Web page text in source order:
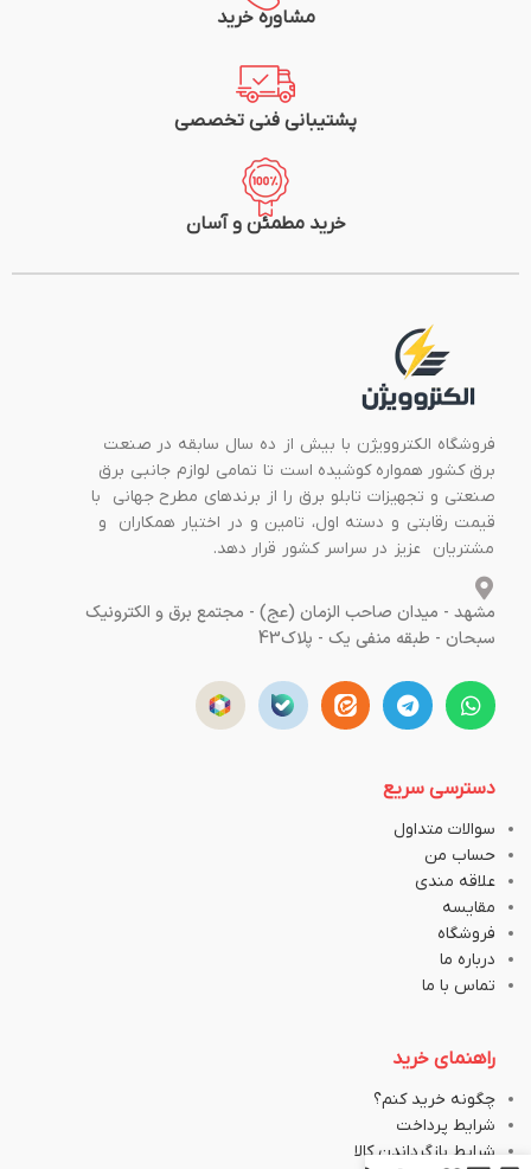
مشاوره خرید
پشتیبانی فنی تخصصی
خرید مطمئن و آسان
فروشگاه الکتروویژن با بیش از ده سال سابقه در صنعت
برق کشور همواره کوشیده است تا تمامی لوازم جانبی برق
صنعتی و تجهیزات تابلو برق را از برندهای مطرح جهانی با
قیمت رقابتی و دسته اول، تامین و در اختیار همکاران و
مشتریان عزیز در سراسر کشور قرار دهد.
مشهد - میدان صاحب الزمان (عج) - مجتمع برق و الکترونیک
سبحان - طبقه منفی یک - پلاک43
دسترسی سریع
سوالات متداول
حساب من
علاقه مندی
مقایسه
فروشگاه
درباره ما
تماس با ما
راهنمای خرید
چگونه خرید کنم؟
شرایط پرداخت
شرایط بازگرداندن کالا